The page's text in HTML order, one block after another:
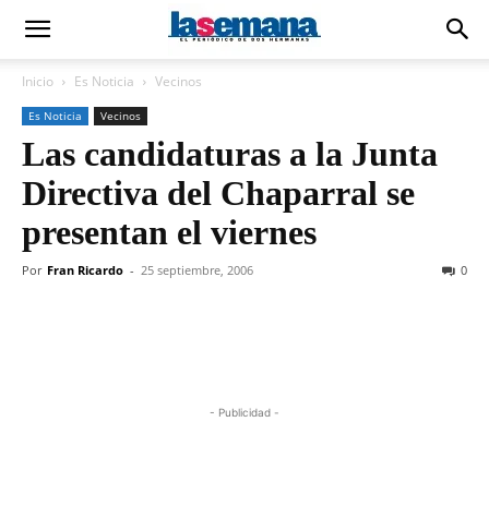
Inicio Es Noticia Vecinos
Es Noticia Vecinos
Las candidaturas a la Junta
Directiva del Chaparral se
presentan el viernes
Por Fran Ricardo - 25 septiembre, 2006 0
- Publicidad -